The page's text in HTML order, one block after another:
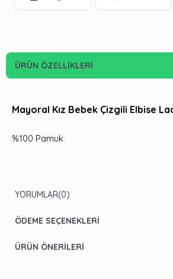
ÜRÜN ÖZELLIKLERI
Mayoral Kız Bebek Çizgili Elbise
%100 Pamuk
YORUMLAR(0)
ÖDEME SEÇENEKLERI
ÜRÜN ÖNERILERI